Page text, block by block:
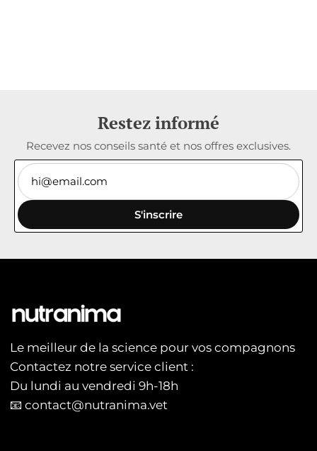
Restez informé
Recevez nos conseils santé et nos offres exclusives.
S'inscrire
Le meilleur de la science pour vos compagnons
Contactez notre service client :
Du lundi au vendredi 9h-18h
📧 contact@nutranima.vet